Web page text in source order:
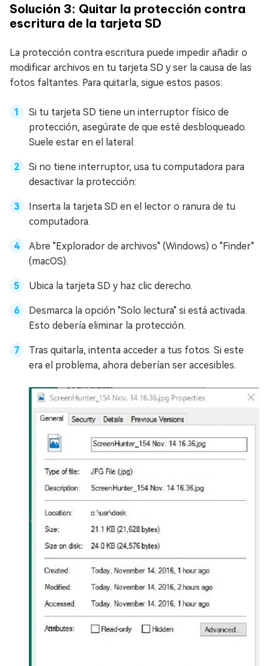
Solución 3: Quitar la protección contra
escritura de la tarjeta SD
La protección contra escritura puede impedir añadir o
modificar archivos en tu tarjeta SD y ser la causa de las
fotos faltantes. Para quitarla, sigue estos pasos:
Si tu tarjeta SD tiene un interruptor físico de
protección, asegúrate de que esté desbloqueado.
Suele estar en el lateral.
Si no tiene interruptor, usa tu computadora para
desactivar la protección:
Inserta la tarjeta SD en el lector o ranura de tu
computadora.
Abre "Explorador de archivos" (Windows) o "Finder"
(macOS).
Ubica la tarjeta SD y haz clic derecho.
Desmarca la opción "Solo lectura" si está activada.
Esto debería eliminar la protección.
Tras quitarla, intenta acceder a tus fotos. Si este
era el problema, ahora deberían ser accesibles.